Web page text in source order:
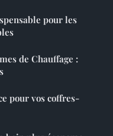
pour les
de Chauffage :
pour vos coffres-